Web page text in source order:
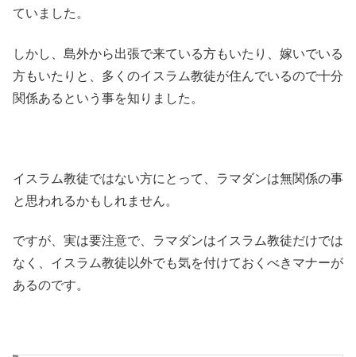
ていました。
しかし、島外から出張で来ている方もいたり、嫁いでいる
方もいたりと、多くのイスラム教徒が住んでいるので十分
関係あるという事を知りました。
イスラム教徒ではない方にとって、ラマダンは無関係の事
と思われるかもしれません。
ですが、実は要注意で、ラマダンはイスラム教徒だけでは
なく、イスラム教徒以外でも気を付けておくべきマナーが
あるのです。